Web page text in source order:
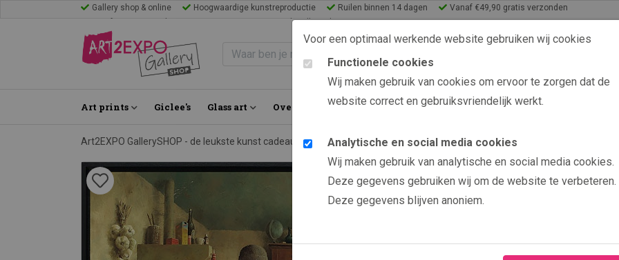
Voor een optimaal werkende website gebruiken wij cookies
Functionele cookies
Wij maken gebruik van cookies om ervoor te zorgen dat de
website correct en gebruiksvriendelijk werkt.
Analytische en social media cookies
Wij maken gebruik van analytische en social media cookies.
Deze gegevens gebruiken wij om de website te verbeteren.
Deze gegevens blijven anoniem.
Gallery shop & online Hoogwaardige kunstreproductie Ruilen binnen 14 dagen
Vanaf €49,90 gratis verzonden
Bezoek Gallery Shop
Art prints Giclee's Glass art Over ons
Art2EXPO GallerySHOP - de leukste kunst cadeau ideeën Producten Mannenhuishouding
Door
Veelal